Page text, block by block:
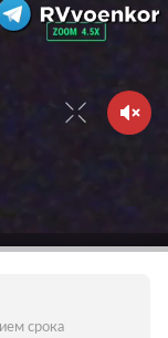
срока